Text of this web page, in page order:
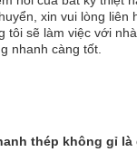
xin vui lòng liên
tôi sẽ làm việc với
nhanh càng tốt.
thép không gỉ là